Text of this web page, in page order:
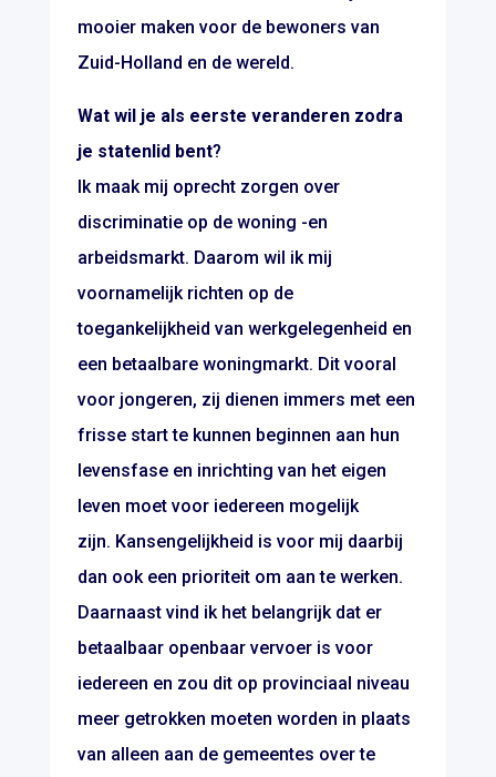
mooier maken voor de bewoners van
Zuid-Holland en de wereld.
Wat wil je als eerste veranderen zodra
je statenlid bent?
Ik maak mij oprecht zorgen over
discriminatie op de woning -en
arbeidsmarkt. Daarom wil ik mij
voornamelijk richten op de
toegankelijkheid van werkgelegenheid en
een betaalbare woningmarkt. Dit vooral
voor jongeren, zij dienen immers met een
frisse start te kunnen beginnen aan hun
levensfase en inrichting van het eigen
leven moet voor iedereen mogelijk
zijn. Kansengelijkheid is voor mij daarbij
dan ook een prioriteit om aan te werken.
Daarnaast vind ik het belangrijk dat er
betaalbaar openbaar vervoer is voor
iedereen en zou dit op provinciaal niveau
meer getrokken moeten worden in plaats
van alleen aan de gemeentes over te